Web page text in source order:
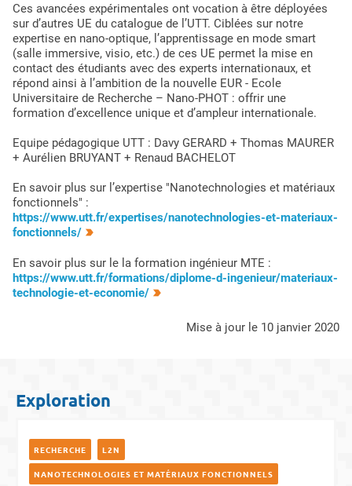
Ces avancées expérimentales ont vocation à être déployées
sur d’autres UE du catalogue de l’UTT. Ciblées sur notre
expertise en nano-optique, l’apprentissage en mode smart
(salle immersive, visio, etc.) de ces UE permet la mise en
contact des étudiants avec des experts internationaux, et
répond ainsi à l’ambition de la nouvelle EUR - Ecole
Universitaire de Recherche – Nano-PHOT : offrir une
formation d’excellence unique et d’ampleur internationale.
Equipe pédagogique UTT : Davy GERARD + Thomas MAURER
+ Aurélien BRUYANT + Renaud BACHELOT
En savoir plus sur l’expertise "Nanotechnologies et matériaux
fonctionnels" :
https://www.utt.fr/expertises/nanotechnologies-et-materiaux-
fonctionnels/
En savoir plus sur le la formation ingénieur MTE :
https://www.utt.fr/formations/diplome-d-ingenieur/materiaux-
technologie-et-economie/
mise à jour le 10 janvier 2020
Exploration
RECHERCHE L2N
NANOTECHNOLOGIES ET MATÉRIAUX FONCTIONNELS